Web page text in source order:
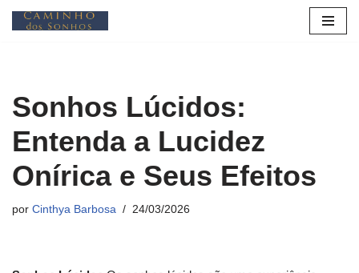
conteúdo
Sonhos Lúcidos:
Entenda a Lucidez
Onírica e Seus Efeitos
por Cinthya Barbosa 24/03/2026